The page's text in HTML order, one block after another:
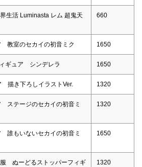
生活 Luminasta レム 超鬼天
660
室のセカイの初音ミク 1650
ギュア シンデレラ 1650
描き下ろしイラストVer. 1320
テージのセカイの初音ミ
1320
もいないセカイの初音ミ
1650
ぬーどるストッパーフィギ
1320